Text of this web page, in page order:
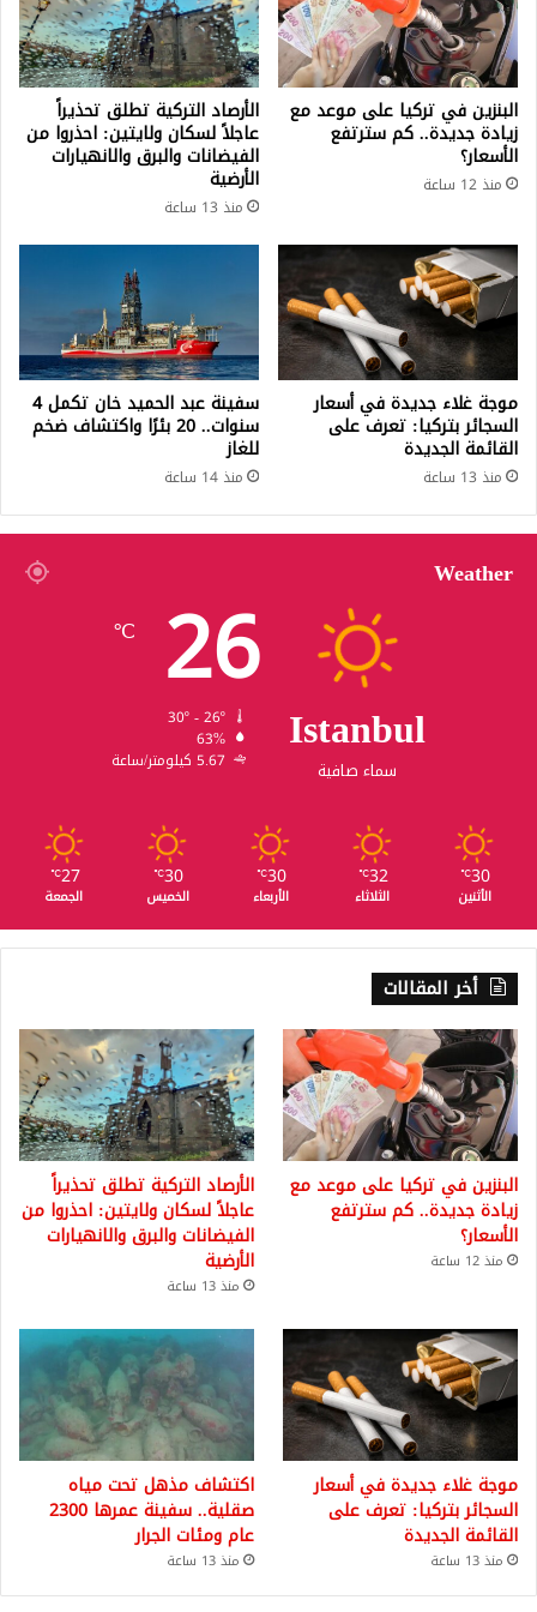
البنزين في تركيا على موعد مع
زيادة جديدة.. كم سترتفع
الأسعار؟
منذ 12 ساعة
الأرصاد التركية تطلق تحذيراً
عاجلاً لسكان ولايتين: احذروا من
الفيضانات والبرق والانهيارات
الأرضية
منذ 13 ساعة
موجة غلاء جديدة في أسعار
السجائر بتركيا: تعرف على
القائمة الجديدة
منذ 13 ساعة
سفينة عبد الحميد خان تكمل 4
سنوات.. 20 بئرًا واكتشاف ضخم
للغاز
منذ 14 ساعة
Weather
Istanbul
سماء صافية
26
℃
63%
5.67 كيلومتر/ساعة
30
℃
الأثنين
32
℃
الثلاثاء
30
℃
الأربعاء
30
℃
الخميس
27
℃
الجمعة
أخر المقالات
البنزين في تركيا على موعد مع
زيادة جديدة.. كم سترتفع
الأسعار؟
منذ 12 ساعة
الأرصاد التركية تطلق تحذيراً
عاجلاً لسكان ولايتين: احذروا من
الفيضانات والبرق والانهيارات
الأرضية
منذ 13 ساعة
موجة غلاء جديدة في أسعار
السجائر بتركيا: تعرف على
القائمة الجديدة
منذ 13 ساعة
اكتشاف مذهل تحت مياه
صقلية.. سفينة عمرها 2300
عام ومئات الجرار
منذ 13 ساعة